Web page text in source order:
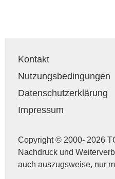
Kontakt
Nutzungsbedingungen
Datenschutzerklärung
Impressum
Copyright © 2000- 2026
Nachdruck und
auch auszugsweise, nur